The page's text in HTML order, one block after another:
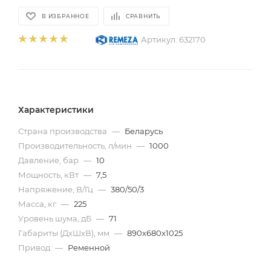
В ИЗБРАННОЕ СРАВНИТЬ
Артикул: 632170
Характеристики
Страна производства — Беларусь
Производительность, л/мин — 1000
Давление, бар — 10
Мощность, кВт — 7,5
Напряжение, В/Гц — 380/50/3
Масса, кг — 225
Уровень шума, дБ — 71
Габариты (ДхШхВ), мм — 890х680х1025
Привод — Ременной